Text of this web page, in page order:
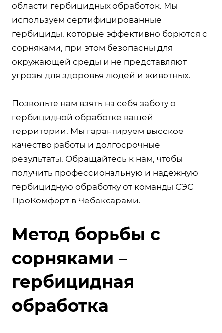
области гербицидных обработок. Мы
используем сертифицированные
гербициды, которые эффективно борются с
сорняками, при этом безопасны для
окружающей среды и не представляют
угрозы для здоровья людей и животных.
Позвольте нам взять на себя заботу о
гербицидной обработке вашей
территории. Мы гарантируем высокое
качество работы и долгосрочные
результаты. Обращайтесь к нам, чтобы
получить профессиональную и надежную
гербицидную обработку от команды СЭС
ПроКомфорт в Чебоксарами.
Метод борьбы с
сорняками –
гербицидная
обработка